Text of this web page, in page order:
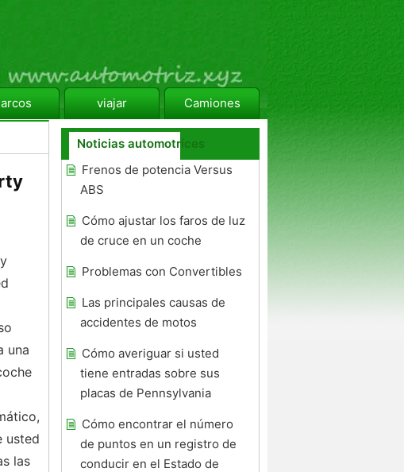
viajar Camiones
una
usted
las
Noticias automotrices
Frenos de potencia Versus
ABS
Cómo ajustar los faros de luz
de cruce en un coche
Problemas con Convertibles
Las principales causas de
accidentes de motos
Cómo averiguar si usted
tiene entradas sobre sus
placas de Pennsylvania
Cómo encontrar el número
de puntos en un registro de
conducir en el Estado de